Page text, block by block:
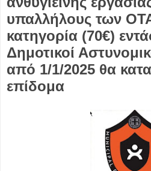
υπαλλήλους των
κατηγορία (70€)
Δημοτικοί
από 1/1/2025 θα
επίδομα